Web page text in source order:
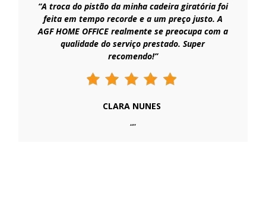
“A troca do pistão da minha cadeira giratória foi
feita em tempo recorde e a um preço justo. A
AGF HOME OFFICE realmente se preocupa com a
qualidade do serviço prestado. Super
recomendo!”
CLARA NUNES
“”